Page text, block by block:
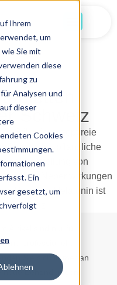
Ihrem
um
Sie mit
diese
zu
Analysen und
dieser
Cookies
Ein
gesetzt, um
Schweiz
professionelle
Sie sich immer an
Behandlungen